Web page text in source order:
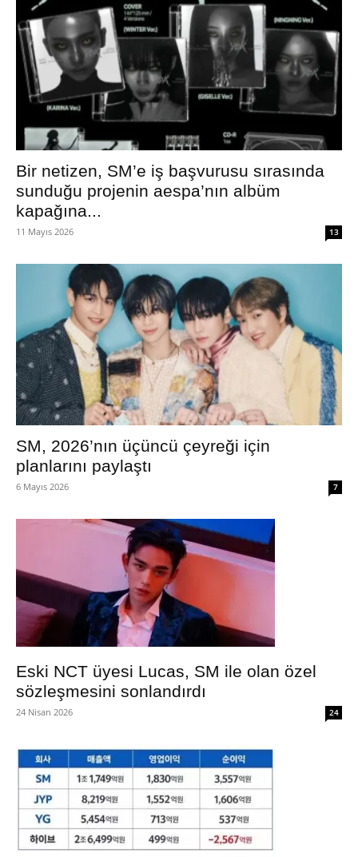
Bir netizen, SM’e iş başvurusu sırasında
sunduğu projenin aespa’nın albüm
kapağına...
11 Mayıs 2026 13
SM, 2026’nın üçüncü çeyreği için
planlarını paylaştı
6 Mayıs 2026 7
Eski NCT üyesi Lucas, SM ile olan özel
sözleşmesini sonlandırdı
24 Nisan 2026 24